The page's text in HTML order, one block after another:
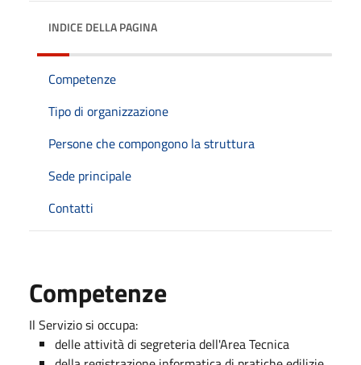
INDICE DELLA PAGINA
Competenze
Tipo di organizzazione
Persone che compongono la struttura
Sede principale
Contatti
Competenze
Il Servizio si occupa:
delle attività di segreteria dell'Area Tecnica